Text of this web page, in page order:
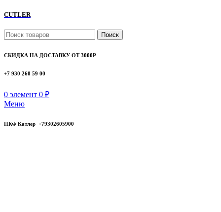
CUTLER
Поиск
СКИДКА НА ДОСТАВКУ ОТ 3000Р
+7 930 260 59 00
0 элемент 0 ₽
Меню
ПКФ Катлер +79302605900